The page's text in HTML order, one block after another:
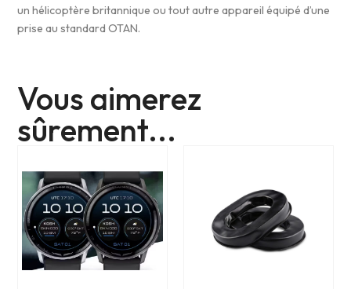
un hélicoptère britannique ou tout autre appareil équipé d’une
prise au standard OTAN.
Vous aimerez
sûrement...